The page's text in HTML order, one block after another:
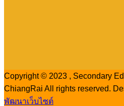
Copyright © 2023 , Secondary
ChiangRai All rights reserved.
พัฒนาเว็บไซต์